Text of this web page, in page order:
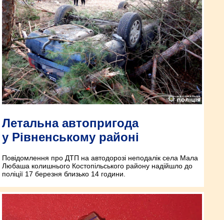
Летальна автопригода
у Рівненському районі
Повідомлення про ДТП на автодорозі неподалік села Мала
Любаша колишнього Костопільського району надійшло до
поліції 17 березня близько 14 години.